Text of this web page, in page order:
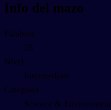
Info del mazo
Palabras
25
Nivel
Intermediate
Categoría
Science & Environment